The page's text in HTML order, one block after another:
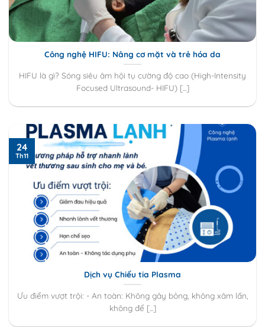
Công nghệ HIFU: Nâng cơ mặt và trẻ hóa da
HIFU là gì? Sóng siêu âm hội tụ cường độ cao (High-Intensity
Focused Ultrasound- HIFU) [...]
Dịch vụ Chiếu tia Plasma
Ưu điểm vượt trội: - An toàn: Không gây bỏng, không xâm lấn,
không để [...]
24
Th11